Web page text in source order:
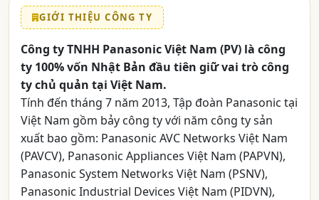
GIỚI THIỆU CÔNG TY
Công ty TNHH Panasonic Việt Nam (PV) là công
ty 100% vốn Nhật Bản đầu tiên giữ vai trò công
ty chủ quản tại Việt Nam.
Tính đến tháng 7 năm 2013, Tập đoàn Panasonic tại
Việt Nam gồm bảy công ty với năm công ty sản
xuất bao gồm: Panasonic AVC Networks Việt Nam
(PAVCV), Panasonic Appliances Việt Nam (PAPVN),
Panasonic System Networks Việt Nam (PSNV),
Panasonic Industrial Devices Việt Nam (PIDVN),